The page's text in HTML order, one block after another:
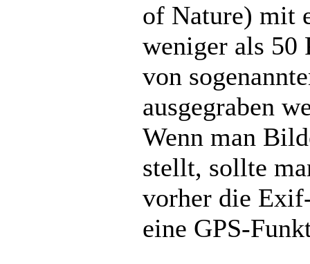
of Nature) mit
weniger als 50
von
ausgegraben
Wenn man
stellt, sollte
vorher die
eine GPS-